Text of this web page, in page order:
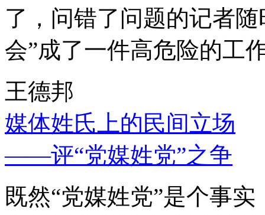
了，问错了问题的记者
会”成了一件高危险的工
王德邦
媒体姓氏上的民间立场
——评“党媒姓党”之争
既然“党媒姓党”是个事